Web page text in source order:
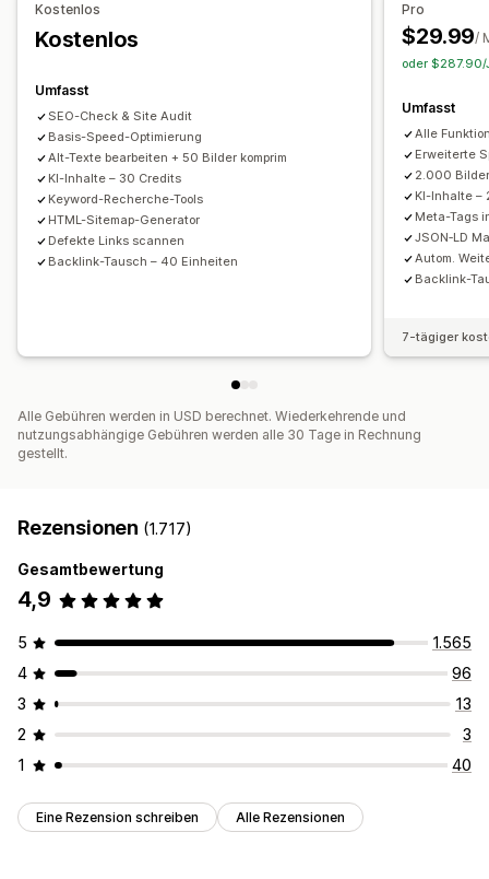
Geschwindigkeitsoptimierung
Optimierung der Inhalte
Metadaten-Optimierung
Leistungsüberwachung
SEO-Wertung
Audits Einblicke und Tipps
Analysen
Analyse der Wettbewerber:innen
Keyword-Analyse
Analyse der Inhalte Tracking
Tracking der Rangliste
Conversion-Tracking Website-Traffic
SEO-Analyse
XML-Sitemap
Anzeigeoptionen
Suchleiste Verwandte Beiträge Filterung
Kostenlos
Kostenlos
Umfasst
SEO-Check & Site Audit
Basis-Speed-Optimierung
Alt-Texte bearbeiten + 50 Bilder komprim
KI-Inhalte – 30 Credits
Keyword-Recherche-Tools
HTML-Sitemap-Generator
Defekte Links scannen
Backlink-Tausch – 40 Einheiten
Pro
$29.99/
oder $287.90/
Umfasst
Alle
Erweiterte
2.000
KI-Inhalte –
Meta-Tags
JSON‑LD
Autom.
Backlink-
7-tägiger
Alle Gebühren werden in USD berechnet. Wiederkehrende und
nutzungsabhängige Gebühren werden alle 30 Tage in Rechnung
gestellt.
Rezensionen (1.717)
Gesamtbewertung
4,9
5
1.565
4
96
3
13
2
3
1
40
Eine Rezension schreiben Alle Rezensionen